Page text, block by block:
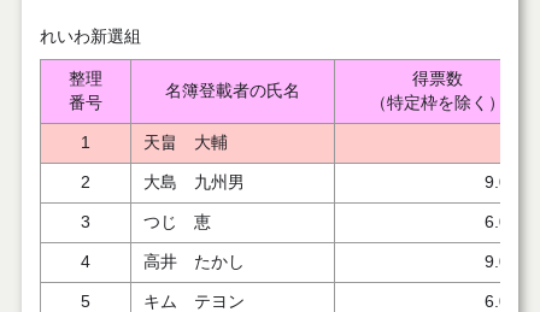
れいわ新選組
整理
番号
名簿登載者の氏名
得票数
（特定枠を除く）
1 天畠 大輔
2 大島 九州男 9.000
3 つじ 恵 6.000
4 高井 たかし 9.000
5 キム テヨン 6.000